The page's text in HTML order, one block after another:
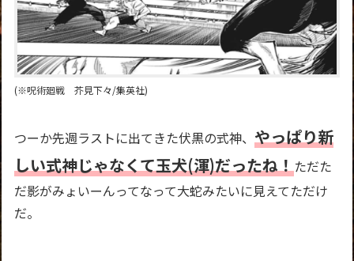
(※呪術廻戦 芥見下々/集英社)
つーか先週ラストに出てきた伏黒の式神、やっぱり新
しい式神じゃなくて玉犬(渾)だったね！ただた
だ影がみょいーんってなって大蛇みたいに見えてただけ
だ。